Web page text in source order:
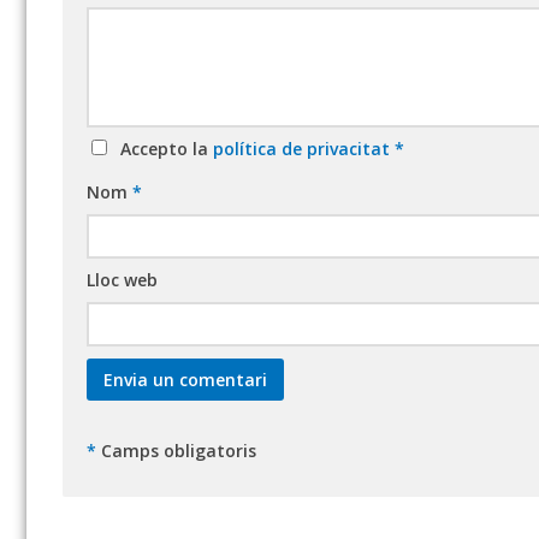
Accepto la política de privacitat *
Nom *
Lloc web
* Camps obligatoris